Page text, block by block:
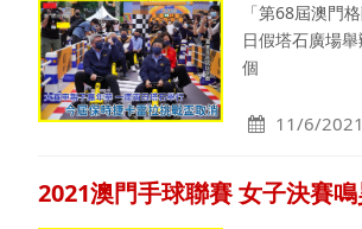
「第68屆澳門
日假塔石廣場
個
11/6/
2021澳門手球聯賽 女子決賽